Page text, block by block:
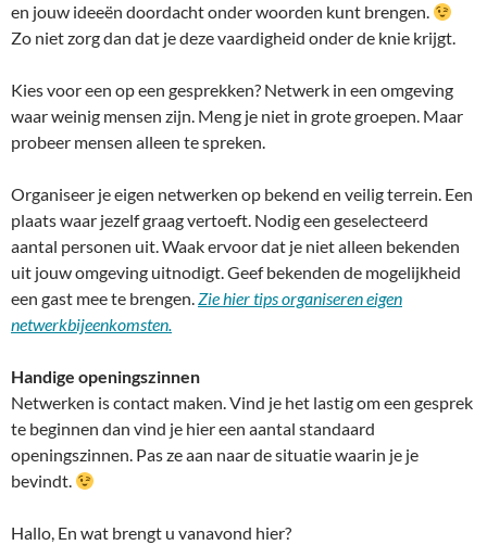
en jouw ideeën doordacht onder woorden kunt brengen.
Zo niet zorg dan dat je deze vaardigheid onder de knie krijgt.
Kies voor een op een gesprekken? Netwerk in een omgeving
waar weinig mensen zijn. Meng je niet in grote groepen. Maar
probeer mensen alleen te spreken.
Organiseer je eigen netwerken op bekend en veilig terrein. Een
plaats waar jezelf graag vertoeft. Nodig een geselecteerd
aantal personen uit. Waak ervoor dat je niet alleen bekenden
uit jouw omgeving uitnodigt. Geef bekenden de mogelijkheid
een gast mee te brengen.Zie hier tips organiseren eigen
netwerkbijeenkomsten.
Handige openingszinnen
Netwerken is contact maken. Vind je het lastig om een gesprek
te beginnen dan vind je hier een aantal standaard
openingszinnen. Pas ze aan naar de situatie waarin je je
bevindt.
Hallo, En wat brengt u vanavond hier?